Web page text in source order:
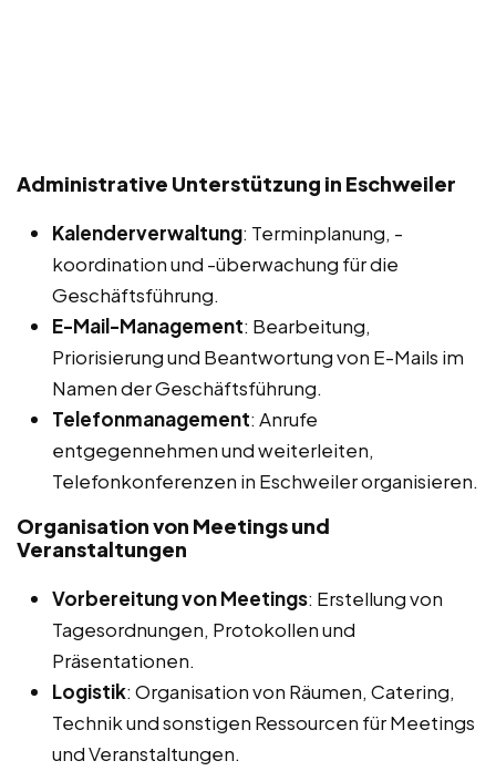
Administrative Unterstützung in Eschweiler
Kalenderverwaltung: Terminplanung, -
koordination und -überwachung für die
Geschäftsführung.
E-Mail-Management: Bearbeitung,
Priorisierung und Beantwortung von E-Mails im
Namen der Geschäftsführung.
Telefonmanagement: Anrufe
entgegennehmen und weiterleiten,
Telefonkonferenzen in Eschweiler organisieren.
Organisation von Meetings und
Veranstaltungen
Vorbereitung von Meetings: Erstellung von
Tagesordnungen, Protokollen und
Präsentationen.
Logistik: Organisation von Räumen, Catering,
Technik und sonstigen Ressourcen für Meetings
und Veranstaltungen.